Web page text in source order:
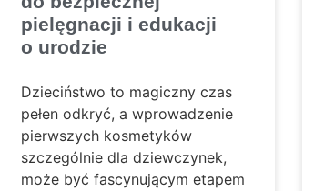
pielęgnacji i edukacji
o urodzie
Dzieciństwo to magiczny czas
pełen odkryć, a wprowadzenie
pierwszych kosmetyków
szczególnie dla dziewczynek,
może być fascynującym etapem